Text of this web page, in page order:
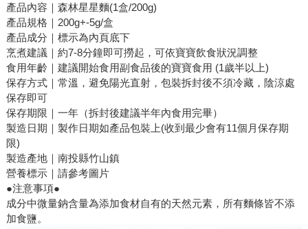
產品內容｜森林星星麵(1盒/200g)
產品規格｜200g+-5g/盒
產品成分｜標示為內頁底下
烹煮建議｜約7-8分鐘即可撈起，可依寶寶飲食狀況調整
食用年齡｜建議開始食用副食品後的寶寶食用 (1歲半以上)
保存方式｜常溫，避免陽光直射，包裝拆封後不須冷藏，陰涼處
保存即可
保存期限｜一年（拆封後建議半年內食用完畢）
製造日期｜製作日期如產品包裝上(收到最少會有11個月保存期
限)
製造產地｜南投縣竹山鎮
營養標示｜請參考圖片
●注意事項●
成分中微量鈉含量為添加食材自有的天然元素，所有麵條皆不添
加食鹽。